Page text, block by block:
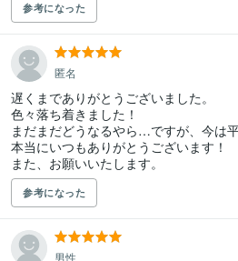
参考になった
匿名
遅くまでありがとうございました。
色々落ち着きました！
まだまだどうなるやら…ですが、今は
本当にいつもありがとうございます！
また、お願いいたします。
参考になった
男性